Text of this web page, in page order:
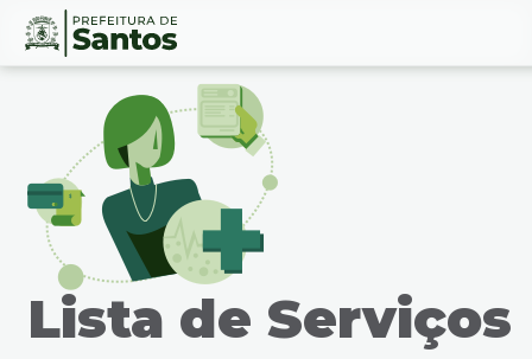
Ir
Conteúdo
Lista de Serviços